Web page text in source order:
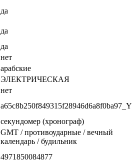
да
да
да
нет
арабские
ЭЛЕКТРИЧЕСКАЯ
нет
a65c8b250f849315f28946d6a8f0ba97_Y
секундомер (хронограф)
GMT / противоударные / вечный
календарь / будильник
4971850084877